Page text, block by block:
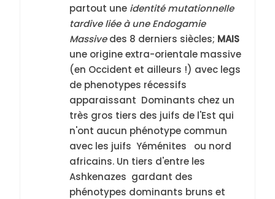
partout une identité mutationnelle
tardive liée à une Endogamie
Massivedes 8 derniers siècles; MAIS
une origine extra-orientale massive
(en Occident et ailleurs !) avec legs
de phenotypes récessifs
apparaissant Dominants chez un
très gros tiers des juifs de l'Est qui
n'ont aucun phénotype commun
avec les juifs Yéménites ou nord
africains. Un tiers d'entre les
Ashkenazes gardant des
phénotypes dominants bruns et